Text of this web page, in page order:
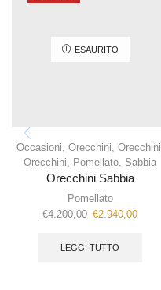
ESAURITO
Occasioni Orecchini Orecchini
Orecchini
Pomellato Sabbia
Orecchini Sabbia
Pomellato
€4.200,00 €2.940,00
LEGGI TUTTO